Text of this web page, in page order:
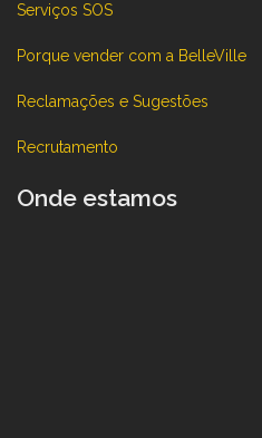
Serviços SOS
Porque vender com a BelleVille
Reclamações e Sugestões
Recrutamento
Onde estamos